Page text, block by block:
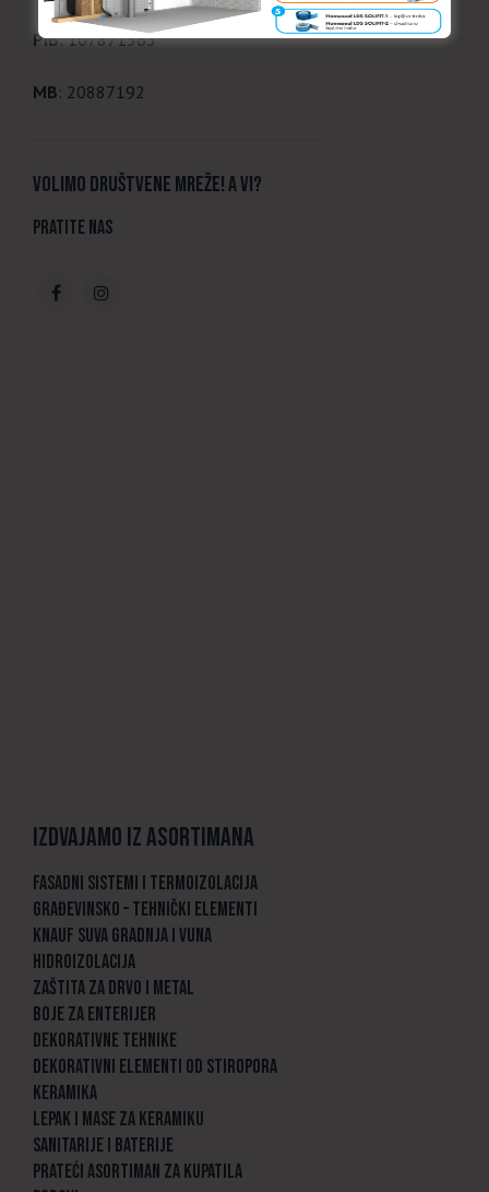
PIB: 107871565
MB: 20887192
Volimo društvene mreže! A vi?
Pratite nas
Izdvajamo iz asortimana
FASADNI SISTEMI I TERMOIZOLACIJA
GRAĐEVINSKO – TEHNIČKI ELEMENTI
KNAUF SUVA GRADNJA I VUNA
HIDROIZOLACIJA
ZAŠTITA ZA DRVO I METAL
BOJE ZA ENTERIJER
DEKORATIVNE TEHNIKE
DEKORATIVNI ELEMENTI OD STIROPORA
KERAMIKA
LEPAK I MASE ZA KERAMIKU
SANITARIJE I BATERIJE
PRATEĆI ASORTIMAN ZA KUPATILA